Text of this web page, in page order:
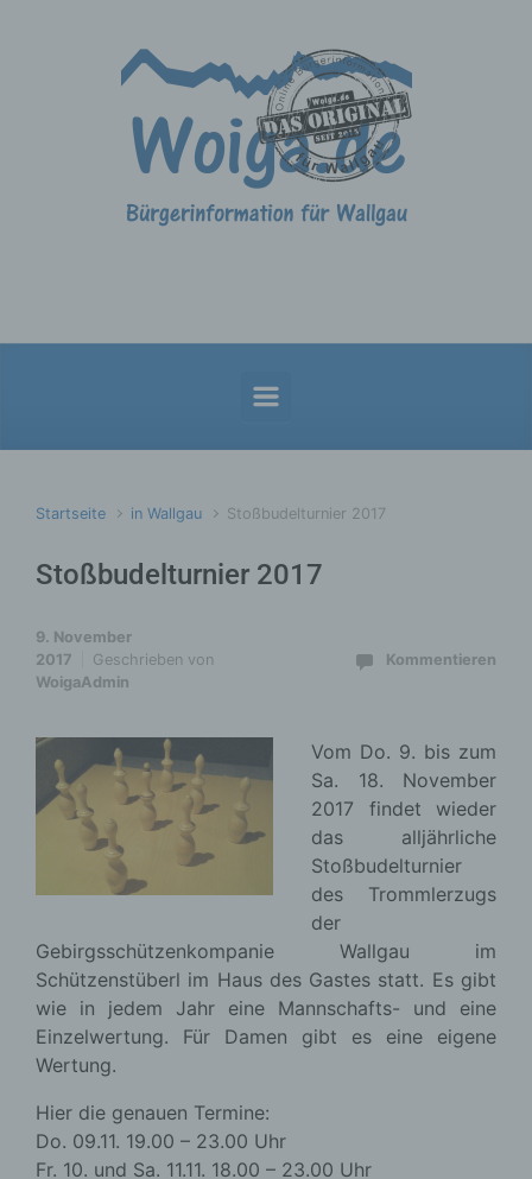
Startseite in Wallgau Stoßbudelturnier 2017
Stoßbudelturnier 2017
9. November
2017
Geschrieben von
WoigaAdmin
Kommentieren
Vom Do. 9. bis zum
Sa. 18. November
2017 findet wieder
das alljährliche
Stoßbudelturnier
des Trommlerzugs
der
Gebirgsschützenkompanie Wallgau im
Schützenstüberl im Haus des Gastes statt. Es gibt
wie in jedem Jahr eine Mannschafts- und eine
Einzelwertung. Für Damen gibt es eine eigene
Wertung.
Hier die genauen Termine:
Do. 09.11. 19.00 – 23.00 Uhr
Fr. 10. und Sa. 11.11. 18.00 – 23.00 Uhr